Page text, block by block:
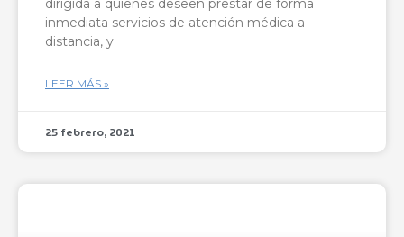
dirigida a quienes deseen prestar de forma
inmediata servicios de atención médica a
distancia, y
LEER MÁS »
25 febrero, 2021